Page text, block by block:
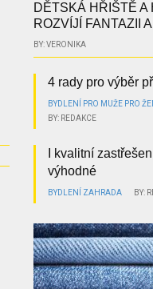
DĚTSKÁ HŘIŠTĚ A
ROZVÍJÍ FANTAZII
BY: VERONIKA
4 rady pro výběr
BYDLENÍ PRO MUŽE PRO
BY: REDAKCE
I kvalitní
výhodné
BYDLENÍ ZAHRADA BY: